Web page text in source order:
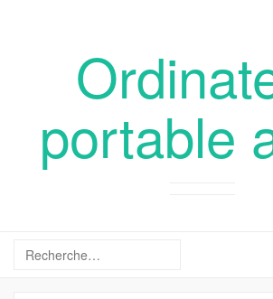
portable